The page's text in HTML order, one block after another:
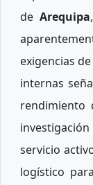
deArequipa
exigencias de
internas
rendimiento
servicio
logístico